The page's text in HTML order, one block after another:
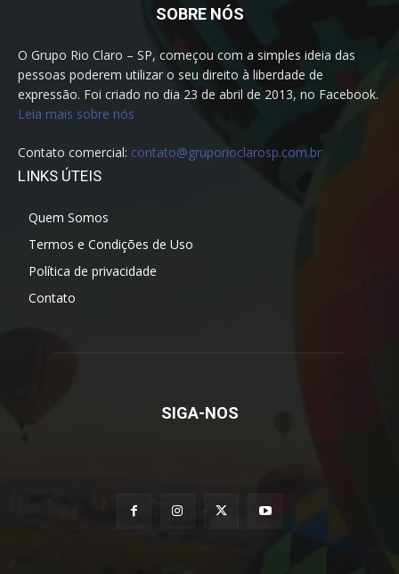
SOBRE NÓS
O Grupo Rio Claro – SP, começou com a simples ideia das
pessoas poderem utilizar o seu direito à liberdade de
expressão. Foi criado no dia 23 de abril de 2013, no Facebook.
Leia mais sobre nós
Contato comercial: contato@gruporioclarosp.com.br
LINKS ÚTEIS
Quem Somos
Termos e Condições de Uso
Política de privacidade
Contato
SIGA-NOS